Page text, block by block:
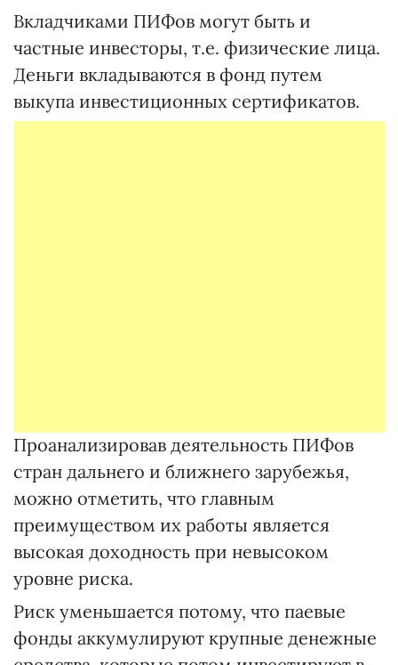
Вкладчиками ПИФов могут быть и
частные инвесторы, т.е. физические лица.
Деньги вкладываются в фонд путем
выкупа инвестиционных сертификатов.
Проанализировав деятельность ПИФов
стран дальнего и ближнего зарубежья,
можно отметить, что главным
преимуществом их работы является
высокая доходность при невысоком
уровне риска.
Риск уменьшается потому, что паевые
фонды аккумулируют крупные денежные